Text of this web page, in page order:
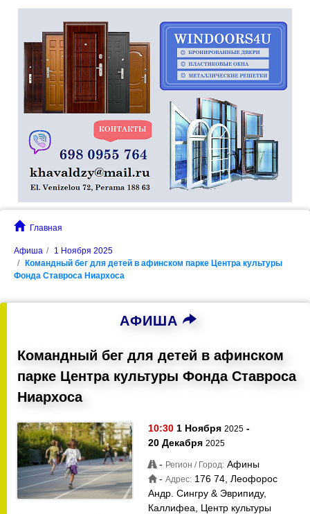
Главная
Афиша
1 Ноября 2025
Командный бег для детей в афинском парке Центра культуры
Фонда Ставроса Ниархоса
АФИША
Командный бег для детей в афинском
парке Центра культуры Фонда Ставроса
Ниархоса
10:30 1 Ноября 2025 -
20 Декабря 2025
- Регион / Город: Афины
- Адрес: 176 74, Леофорос
Андр. Сингру & Эврипиду,
Каллифеа, Центр культуры